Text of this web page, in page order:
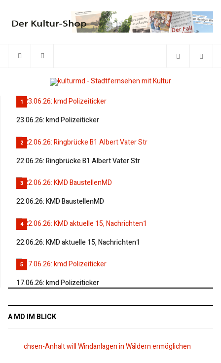
1
23.06.26: kmd Polizeiticker
2
22.06.26: Ringbrücke B1 Albert Vater Str
3
22.06.26: KMD BaustellenMD
4
22.06.26: KMD aktuelle 15, Nachrichten1
5
17.06.26: kmd Polizeiticker
A MD IM BLICK